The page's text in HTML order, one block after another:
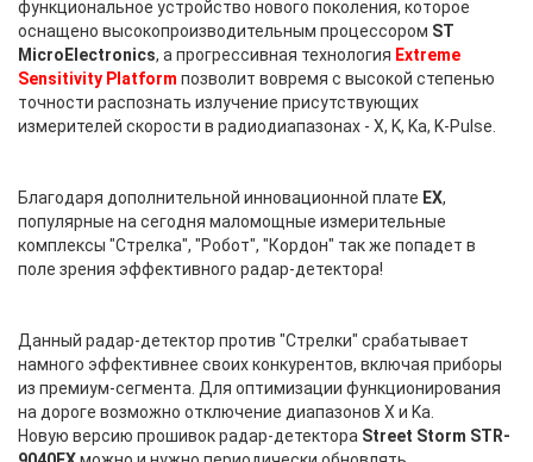
функциональное устройство нового поколения, которое
оснащено высокопроизводительным процессором ST
MicroElectronics, а прогрессивная технология Extreme
Sensitivity Platform позволит вовремя с высокой степенью
точности распознать излучение присутствующих
измерителей скорости в радиодиапазонах - X, K, Ka, K-Pulse.
Благодаря дополнительной инновационной плате EX,
популярные на сегодня маломощные измерительные
комплексы "Стрелка", "Робот", "Кордон" так же попадет в
поле зрения эффективного радар-детектора!
Данный радар-детектор против "Стрелки" срабатывает
намного эффективнее своих конкурентов, включая приборы
из премиум-сегмента. Для оптимизации функционирования
на дороге возможно отключение диапазонов X и Ka.
Новую версию прошивок радар-детектора Street Storm STR-